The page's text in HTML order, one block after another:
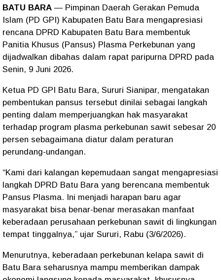
BATU BARA — Pimpinan Daerah Gerakan Pemuda
Islam (PD GPI) Kabupaten Batu Bara mengapresiasi
rencana DPRD Kabupaten Batu Bara membentuk
Panitia Khusus (Pansus) Plasma Perkebunan yang
dijadwalkan dibahas dalam rapat paripurna DPRD pada
Senin, 9 Juni 2026.
Ketua PD GPI Batu Bara, Sururi Sianipar, mengatakan
pembentukan pansus tersebut dinilai sebagai langkah
penting dalam memperjuangkan hak masyarakat
terhadap program plasma perkebunan sawit sebesar 20
persen sebagaimana diatur dalam peraturan
perundang-undangan.
“Kami dari kalangan kepemudaan sangat mengapresiasi
langkah DPRD Batu Bara yang berencana membentuk
Pansus Plasma. Ini menjadi harapan baru agar
masyarakat bisa benar-benar merasakan manfaat
keberadaan perusahaan perkebunan sawit di lingkungan
tempat tinggalnya,” ujar Sururi, Rabu (3/6/2026).
Menurutnya, keberadaan perkebunan kelapa sawit di
Batu Bara seharusnya mampu memberikan dampak